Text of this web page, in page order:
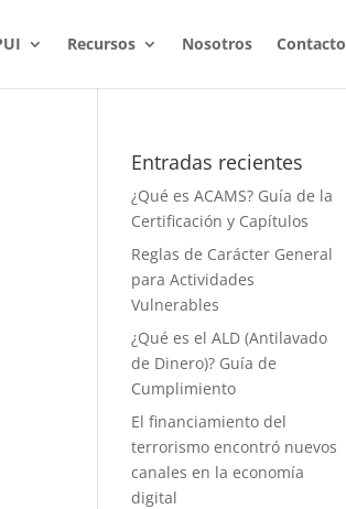
Recursos Nosotros Contacto
Entradas recientes
¿Qué es ACAMS? Guía de la
Certificación y Capítulos
Reglas de Carácter General
para Actividades
Vulnerables
¿Qué es el ALD (Antilavado
de Dinero)? Guía de
Cumplimiento
El financiamiento del
terrorismo encontró nuevos
canales en la economía
digital